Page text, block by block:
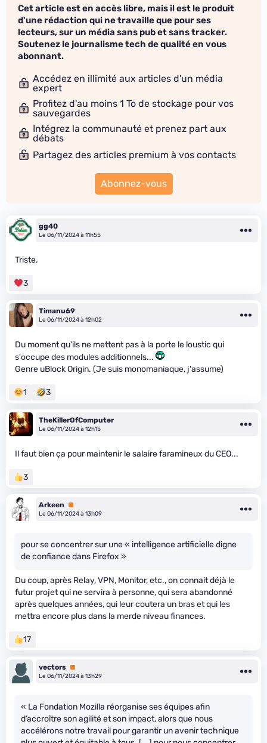
Cet article est en accès libre, mais il est le produit
d'une rédaction qui ne travaille que pour ses
lecteurs, sur un média sans pub et sans tracker.
Soutenez le journalisme tech de qualité en vous
abonnant.
Accédez en illimité aux articles d'un média
expert
Profitez d'au moins 1 To de stockage pour vos
sauvegardes
Intégrez la communauté et prenez part aux
débats
Partagez des articles premium à vos contacts
Abonnez-vous
gg40
Le 06/11/2024 à 11h55
Triste.
3
Timanu69
Le 06/11/2024 à 12h02
Du moment qu'ils ne mettent pas à la porte le loustic qui
s'occupe des modules additionnels...
Genre uBlock Origin. (Je suis monomaniaque, j'assume)
1 3
TheKillerOfComputer
Le 06/11/2024 à 12h15
Il faut bien ça pour maintenir le salaire faramineux du CEO...
3
Arkeen
Premium
Le 06/11/2024 à 13h09
pour se concentrer sur une « intelligence artificielle digne
de confiance dans Firefox »
Du coup, après Relay, VPN, Monitor, etc., on connait déjà le
futur projet qui ne servira à personne, qui sera abandonné
après quelques années, qui leur coutera un bras et qui les
mettra encore plus dans la merde niveau finances.
17
vectors Premium
Le 06/11/2024 à 13h29
« La Fondation Mozilla réorganise ses équipes afin
d’accroître son agilité et son impact, alors que nous
accélérons notre travail pour garantir un avenir technique